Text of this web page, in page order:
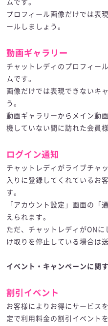
ムです。
プロフィール画像だけでは表
ールしましょう。
動画ギャラリー
チャットレディのプロフィー
ムです。
画像だけでは表現できないキ
う。
動画ギャラリーからメイン動
機していない間に訪れた会員
ログイン通知
チャットレディがライブチャ
入りに登録してくれているお
す。
「アカウント設定」画面の「
えられます。
ただ、チャットレディがON
け取りを停止している場合は
イベント・キャンペーンに関
割引イベント
お客様によりお得にサービス
定で利用料金の割引イベント